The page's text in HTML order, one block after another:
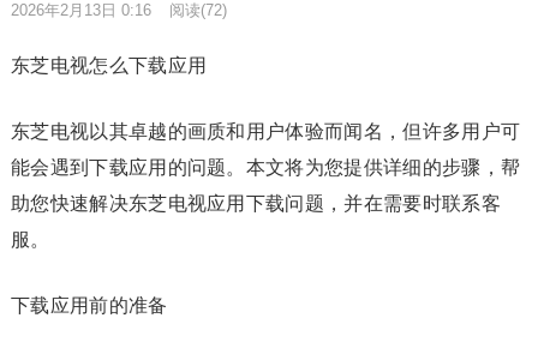
2026年2月13日 0:16 阅读(72)
东芝电视怎么下载应用
东芝电视以其卓越的画质和用户体验而闻名，但许多用户可
能会遇到下载应用的问题。本文将为您提供详细的步骤，帮
助您快速解决东芝电视应用下载问题，并在需要时联系客
服。
下载应用前的准备